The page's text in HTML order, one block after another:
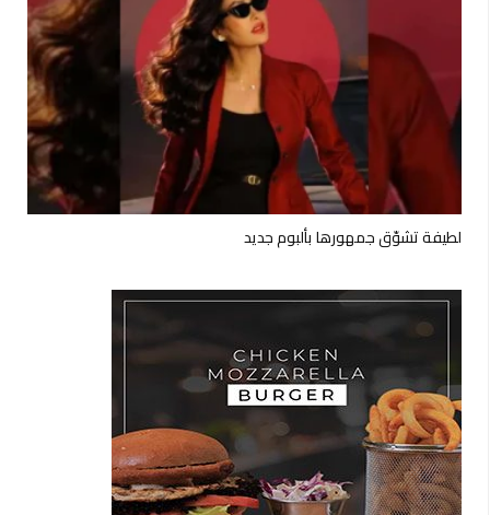
لطيفة تشوّق جمهورها بألبوم جديد